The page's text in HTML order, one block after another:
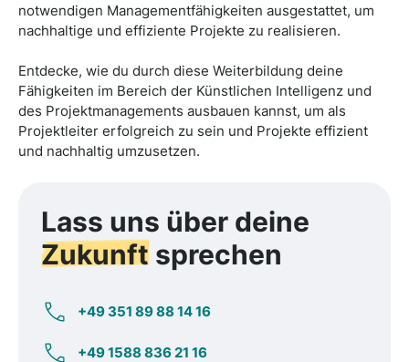
notwendigen Managementfähigkeiten ausgestattet, um
nachhaltige und effiziente Projekte zu realisieren.
Entdecke, wie du durch diese Weiterbildung deine
Fähigkeiten im Bereich der Künstlichen Intelligenz und
des Projektmanagements ausbauen kannst, um als
Projektleiter erfolgreich zu sein und Projekte effizient
und nachhaltig umzusetzen.
Lass uns über deine
Zukunft sprechen
+49 351 89 88 14 16
+49 1588 836 21 16